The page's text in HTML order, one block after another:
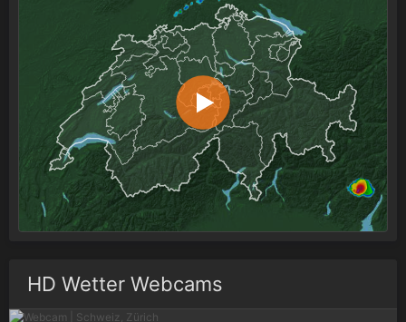
HD Wetter Webcams